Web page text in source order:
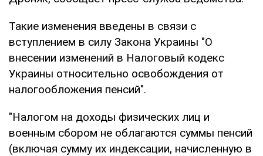
Такие изменения введены в связи с
вступлением в силу Закона Украины "О
внесении изменений в Налоговый кодекс
Украины относительно освобождения от
налогообложения пенсий".
"Налогом на доходы физических лиц и
военным сбором не облагаются суммы пенсий
(включая сумму их индексации, начисленную в